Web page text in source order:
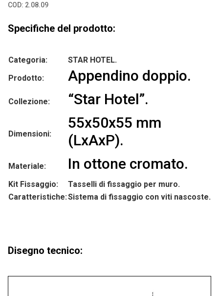
COD: 2.08.09
Specifiche del prodotto:
Categoria:
STAR HOTEL.
Prodotto:
Appendino doppio.
Collezione: “Star Hotel”.
Dimensioni:
55x50x55 mm
(LxAxP).
Materiale: In ottone cromato.
Kit Fissaggio:
Tasselli di fissaggio per muro.
Caratteristiche:Sistema di fissaggio con viti nascoste.
Disegno tecnico: